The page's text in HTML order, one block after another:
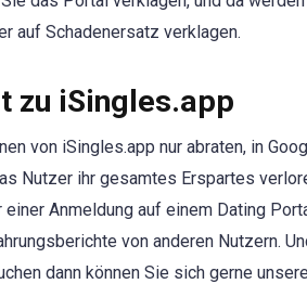
auf Schadenersatz verklagen.
zu iSingles.app
von iSingles.app nur abraten, in
Nutzer ihr gesamtes Erspartes
einer Anmeldung auf einem Dating
von anderen Nutzern.
dann können Sie sich gerne